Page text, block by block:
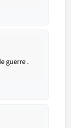
guerre .